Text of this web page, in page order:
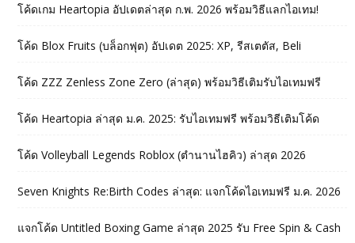
โค้ดเกม Heartopia อัปเดตล่าสุด ก.พ. 2026 พร้อมวิธีแลกไอเทม!
โค้ด Blox Fruits (บล็อกฟุต) อัปเดต 2025: XP, รีสเตตัส, Beli
โค้ด ZZZ Zenless Zone Zero (ล่าสุด) พร้อมวิธีเติมรับไอเทมฟรี
โค้ด Heartopia ล่าสุด ม.ค. 2025: รับไอเทมฟรี พร้อมวิธีเติมโค้ด
โค้ด Volleyball Legends Roblox (ตำนานไฮคิว) ล่าสุด 2026
Seven Knights Re:Birth Codes ล่าสุด: แจกโค้ดไอเทมฟรี ม.ค. 2026
แจกโค้ด Untitled Boxing Game ล่าสุด 2025 รับ Free Spin & Cash